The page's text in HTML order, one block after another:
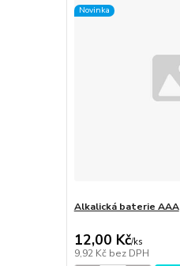
Novinka
Alkalická baterie AAA
12,00 Kč/ks
9,92 Kč bez DPH